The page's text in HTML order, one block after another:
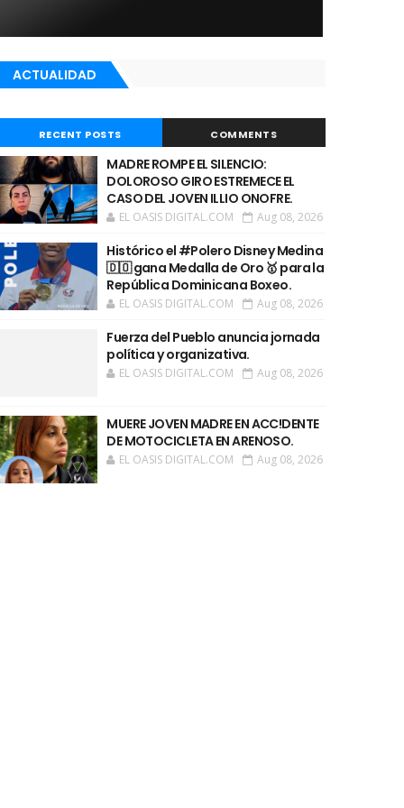
ACTUALIDAD
RECENT POSTS COMMENTS
MADRE ROMPE EL SILENCIO:
DOLOROSO GIRO ESTREMECE EL
CASO DEL JOVEN ILLIO ONOFRE.
EL OASIS DIGITAL.COM Aug 08, 2026
Histórico el #Polero Disney Medina
🇩🇴 gana Medalla de Oro 🥇 para la
República Dominicana Boxeo.
EL OASIS DIGITAL.COM Aug 08, 2026
Fuerza del Pueblo anuncia jornada
política y organizativa.
EL OASIS DIGITAL.COM Aug 08, 2026
MUERE JOVEN MADRE EN ACC!DENTE
DE MOTOCICLETA EN ARENOSO.
EL OASIS DIGITAL.COM Aug 08, 2026